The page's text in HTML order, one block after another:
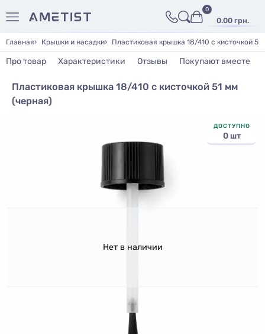
0.00 грн.
0
Главная Крышки и насадки Пластиковая крышка 18/410 с кисточкой 51
Про товар Характеристики Отзывы Покупают вместе
Пластиковая крышка 18/410 с кисточкой 51 мм
(черная)
ДОСТУПНО
0 шт
Нет в наличии